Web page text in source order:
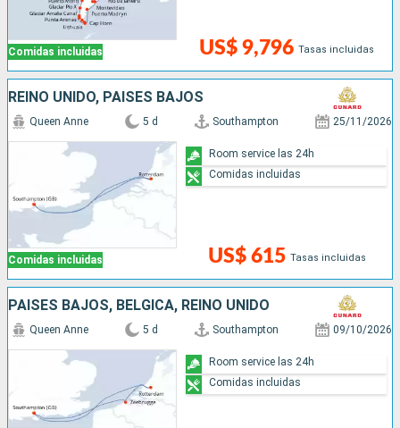
Comidas incluidas US$ 9,796 Tasas incluidas
REINO UNIDO, PAISES BAJOS
Comidas incluidas
Queen Anne 5 d Southampton 25/11/2026
US$ 615 Tasas incluidas
Room service las 24h
Comidas incluidas
PAISES BAJOS, BÉLGICA, REINO UNIDO
Queen Anne 5 d Southampton 09/10/2026
Room service las 24h
Comidas incluidas